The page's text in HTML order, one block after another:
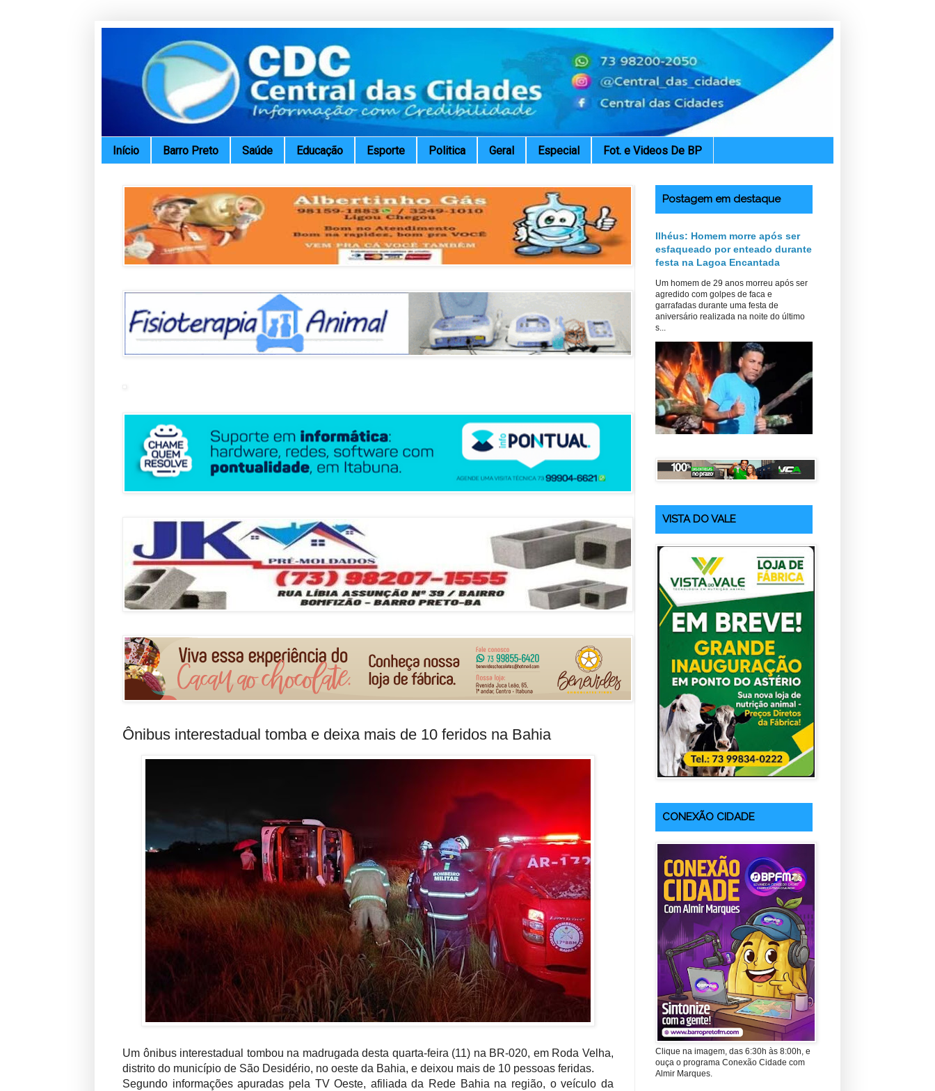
Início Barro Preto Saúde Educação Esporte Politica Geral Especial Fot. e Videos De BP
Ônibus interestadual tomba e deixa mais de 10 feridos na Bahia
Um ônibus interestadual tombou na madrugada desta quarta-feira (11) na BR-020, em Roda Velha,
distrito do município de São Desidério, no oeste da Bahia, e deixou mais de 10 pessoas feridas.
Segundo informações apuradas pela TV Oeste, afiliada da Rede Bahia na região, o veículo da
Postagem em destaque
Ilhéus: Homem morre após ser
esfaqueado por enteado durante
festa na Lagoa Encantada
Um homem de 29 anos morreu após ser
agredido com golpes de faca e
garrafadas durante uma festa de
aniversário realizada na noite do último
s...
VISTA DO VALE
CONEXÃO CIDADE
Clique na imagem, das 6:30h às 8:00h, e
ouça o programa Conexão Cidade com
Almir Marques.